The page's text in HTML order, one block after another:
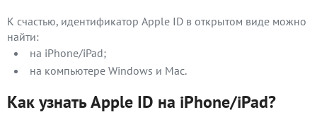
К счастью, идентификатор Apple ID в открытом виде можно
найти:
на iPhone/iPad;
на компьютере Windows и Mac.
Как узнать Apple ID на iPhone/iPad?